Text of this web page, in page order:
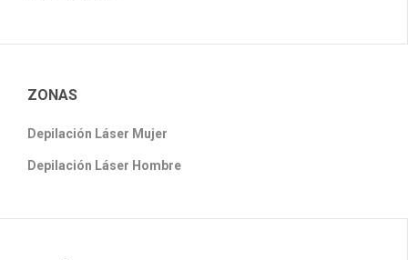
ZONAS
Depilación Láser Mujer
Depilación Láser Hombre